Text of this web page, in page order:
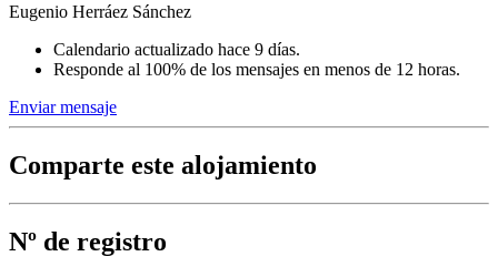
Eugenio Herráez Sánchez
Calendario actualizado hace 9 días.
Responde al 100% de los mensajes en menos de 12 horas.
Enviar mensaje
Comparte este alojamiento
Nº de registro